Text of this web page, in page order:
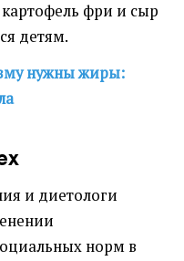
фри и сыр
детям.
нужны жиры:
и диетологи
норм в